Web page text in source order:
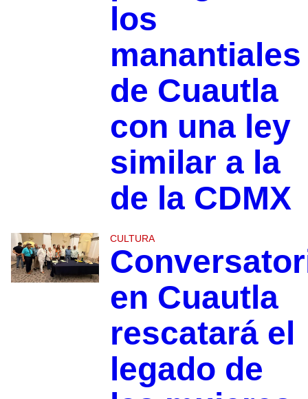
los
manantiales
de Cuautla
con una ley
similar a la
de la CDMX
CULTURA
en Cuautla
rescatará el
legado de